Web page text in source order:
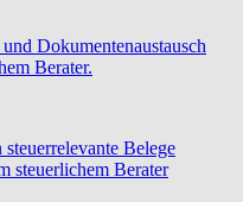
Dokumentenaustausch
Berater.
Belege
steuerlichem Berater